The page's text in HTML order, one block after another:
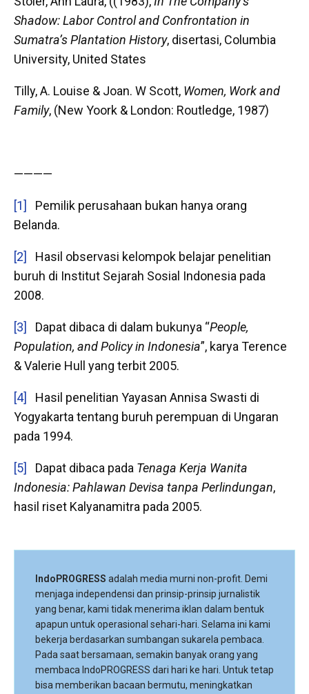
Shadow: Labor Control and Confrontation in
Sumatra’s Plantation History, disertasi, Columbia
University, United States
Tilly, A. Louise & Joan. W Scott, Women, Work and
Family, (New Yoork & London: Routledge, 1987)
————
[1]
Pemilik perusahaan bukan hanya orang
Belanda.
[2]
Hasil observasi kelompok belajar penelitian
buruh di Institut Sejarah Sosial Indonesia pada
2008.
[3] Dapat dibaca di dalam bukunya “People,
Population, and Policy in Indonesia”, karya Terence
& Valerie Hull yang terbit 2005.
[4]
Hasil penelitian Yayasan Annisa Swasti di
Yogyakarta tentang buruh perempuan di Ungaran
pada 1994.
[5] Dapat dibaca pada Tenaga Kerja Wanita
Indonesia: Pahlawan Devisa tanpa Perlindungan,
hasil riset Kalyanamitra pada 2005.
IndoPROGRESS adalah media murni non-profit. Demi
menjaga independensi dan prinsip-prinsip jurnalistik
yang benar, kami tidak menerima iklan dalam bentuk
apapun untuk operasional sehari-hari. Selama ini kami
bekerja berdasarkan sumbangan sukarela pembaca.
Pada saat bersamaan, semakin banyak orang yang
membaca IndoPROGRESS dari hari ke hari. Untuk tetap
bisa memberikan bacaan bermutu, meningkatkan